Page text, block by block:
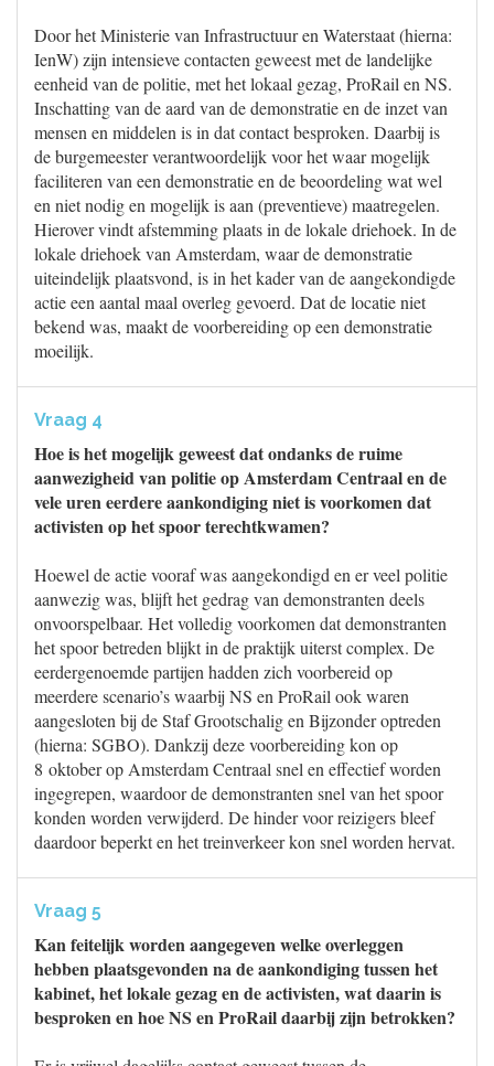
Door het Ministerie van Infrastructuur en Waterstaat (hierna:
IenW) zijn intensieve contacten geweest met de landelijke
eenheid van de politie, met het lokaal gezag, ProRail en NS.
Inschatting van de aard van de demonstratie en de inzet van
mensen en middelen is in dat contact besproken. Daarbij is
de burgemeester verantwoordelijk voor het waar mogelijk
faciliteren van een demonstratie en de beoordeling wat wel
en niet nodig en mogelijk is aan (preventieve) maatregelen.
Hierover vindt afstemming plaats in de lokale driehoek. In de
lokale driehoek van Amsterdam, waar de demonstratie
uiteindelijk plaatsvond, is in het kader van de aangekondigde
actie een aantal maal overleg gevoerd. Dat de locatie niet
bekend was, maakt de voorbereiding op een demonstratie
moeilijk.
Vraag 4
Hoe is het mogelijk geweest dat ondanks de ruime
aanwezigheid van politie op Amsterdam Centraal en de
vele uren eerdere aankondiging niet is voorkomen dat
activisten op het spoor terechtkwamen?
Hoewel de actie vooraf was aangekondigd en er veel politie
aanwezig was, blijft het gedrag van demonstranten deels
onvoorspelbaar. Het volledig voorkomen dat demonstranten
het spoor betreden blijkt in de praktijk uiterst complex. De
eerdergenoemde partijen hadden zich voorbereid op
meerdere scenario’s waarbij NS en ProRail ook waren
aangesloten bij de Staf Grootschalig en Bijzonder optreden
(hierna: SGBO). Dankzij deze voorbereiding kon op
8 oktober op Amsterdam Centraal snel en effectief worden
ingegrepen, waardoor de demonstranten snel van het spoor
konden worden verwijderd. De hinder voor reizigers bleef
daardoor beperkt en het treinverkeer kon snel worden hervat.
Vraag 5
Kan feitelijk worden aangegeven welke overleggen
hebben plaatsgevonden na de aankondiging tussen het
kabinet, het lokale gezag en de activisten, wat daarin is
besproken en hoe NS en ProRail daarbij zijn betrokken?